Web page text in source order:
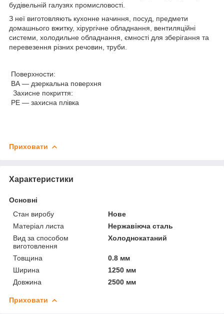
будівельній галузях промисловості.
З неї виготовляють кухонне начиння, посуд, предмети
домашнього вжитку, хірургічне обладнання, вентиляційні
системи, холодильне обладнання, ємності для зберігання та
перевезення різних речовин, труби.
Поверхности:
ВА — дзеркальна поверхня
Захисне покриття:
PE — захисна плівка
Приховати
Характеристики
Основні
Стан виробу
Нове
Матеріал листа
Нержавіюча сталь
Вид за способом
виготовлення
Холоднокатаний
Товщина
0.8 мм
Ширина
1250 мм
Довжина
2500 мм
Приховати